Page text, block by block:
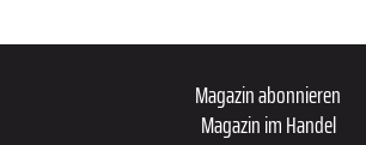
Magazin abonnieren
Magazin im Handel